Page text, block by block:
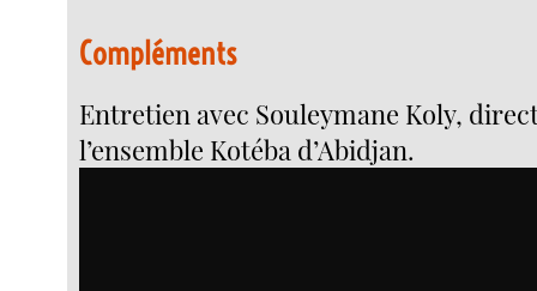
Compléments
Entretien avec Souleymane Koly,
l’ensemble Kotéba d’Abidjan.